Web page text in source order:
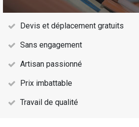
Devis et déplacement gratuits
Sans engagement
Artisan passionné
Prix imbattable
Travail de qualité